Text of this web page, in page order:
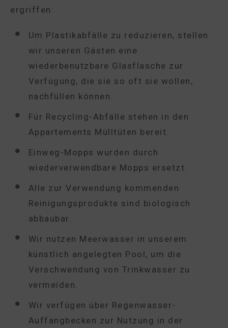
ergriffen:
Um Plastikabfälle zu reduzieren, stellen
wir unseren Gästen eine
wiederbenutzbare Glasflasche zur
Verfügung, die sie so oft sie wollen,
nachfüllen können.
Für Recycling-Abfälle stehen in den
Appartements Mülltüten bereit.
Einweg-Mopps wurden durch
wiederverwendbare Mopps ersetzt.
Alle zur Verwendung kommenden
Reinigungsprodukte sind biologisch
abbaubar.
Wir nutzen Meerwasser in unserem
künstlich angelegten Pool, um die
Verschwendung von Trinkwasser zu
vermeiden.
Wir verfügen über Regenwasser-
Auffangbecken zur Nutzung in der